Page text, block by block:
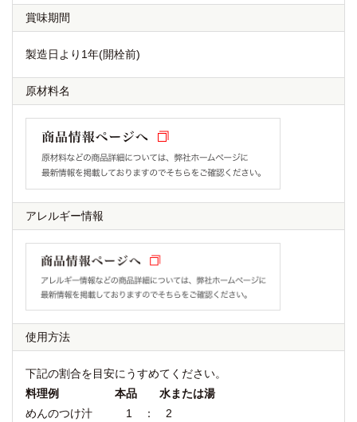
賞味期間
製造日より1年(開栓前)
原材料名
アレルギー情報
使用方法
下記の割合を目安にうすめてください。
料理例 本品 水または湯
めんのつけ汁 1 ： 2